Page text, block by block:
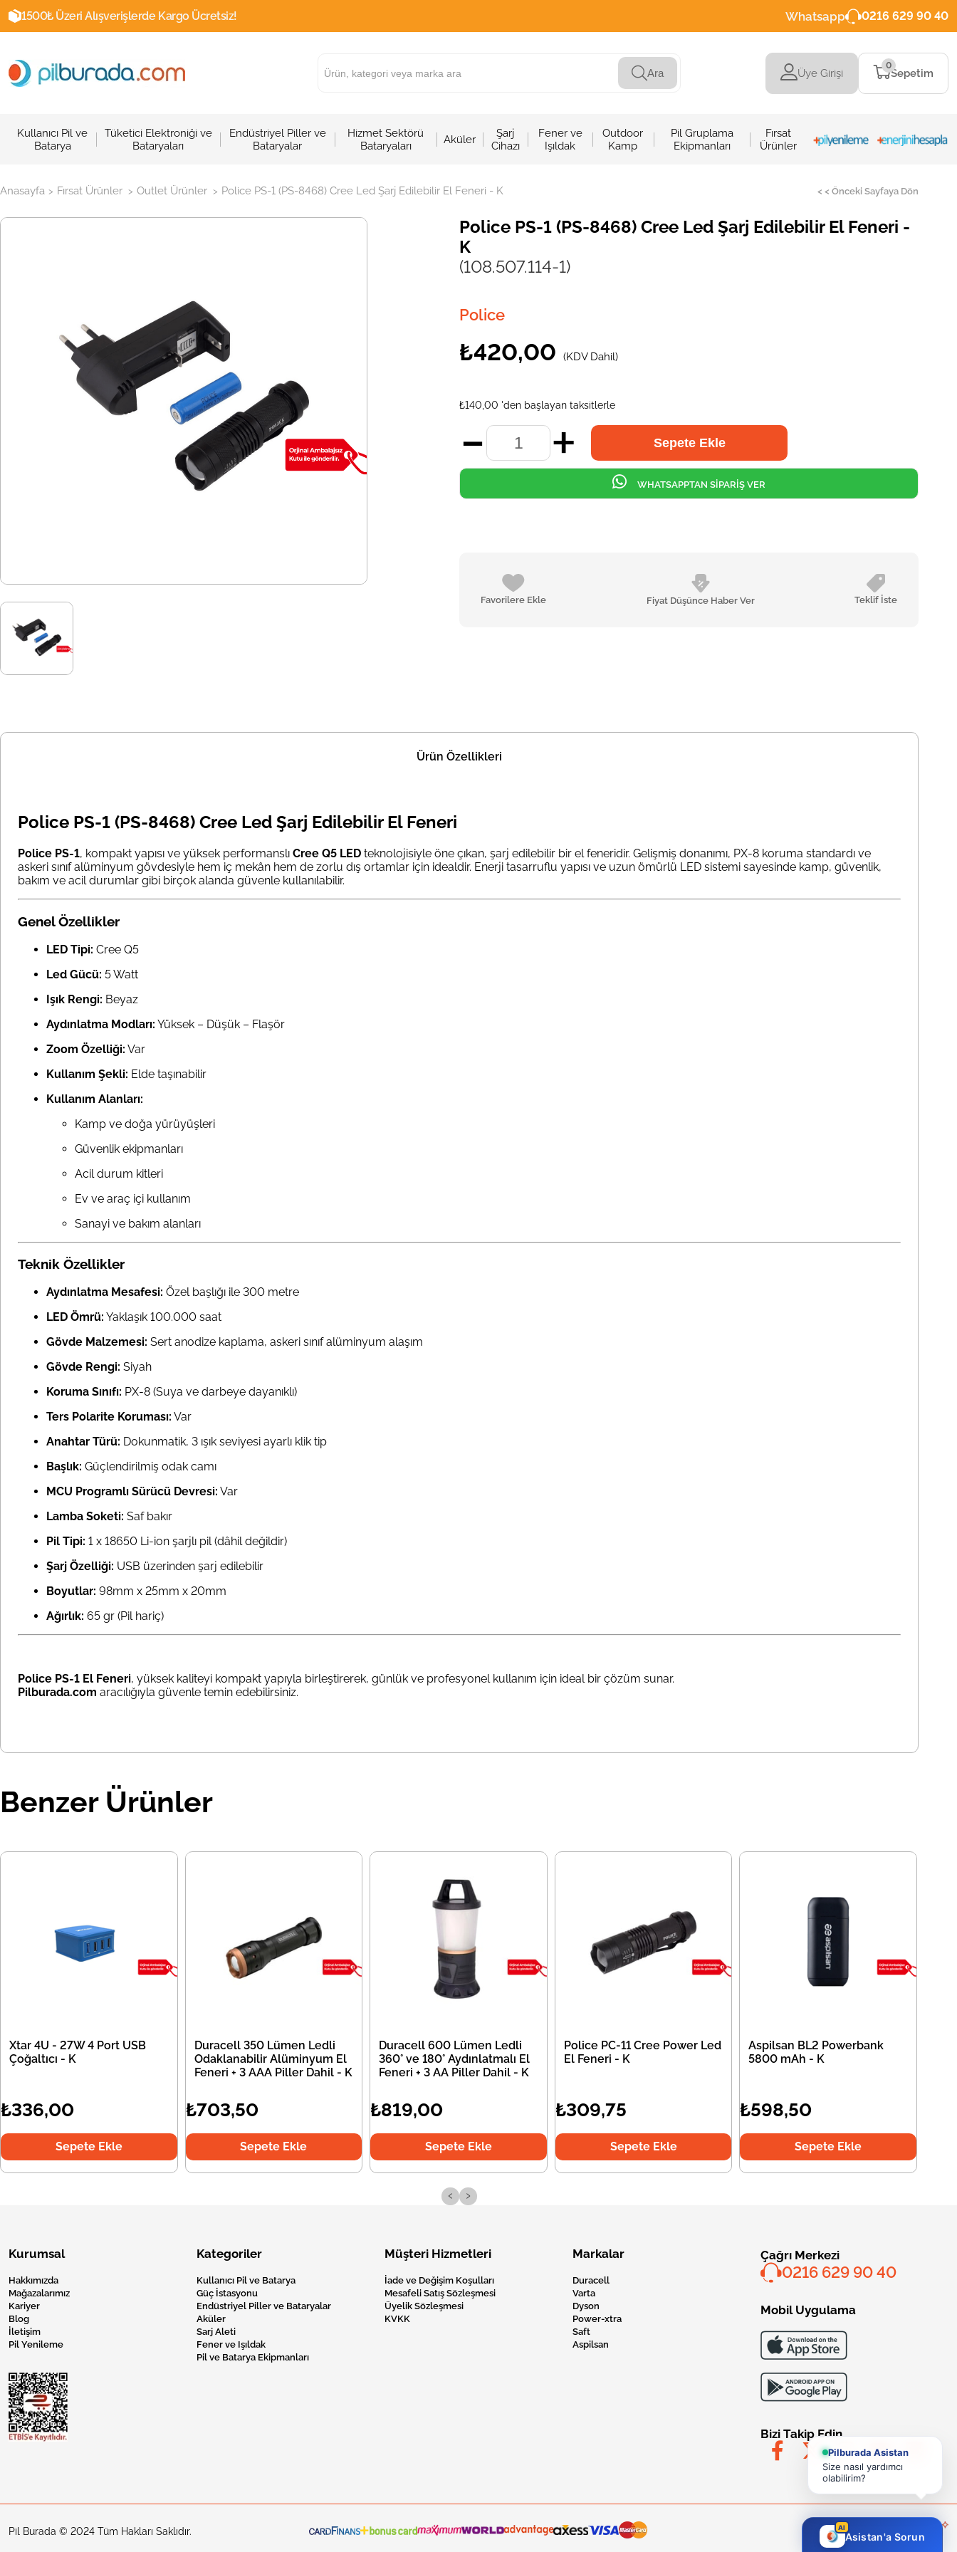
1500₺ Üzeri Alışverişlerde Kargo Ücretsiz! Whatsapp 0216 629 90 40
Ara Üye Girişi Sepetim
0
Kullanıcı Pil ve
Batarya
Tüketici Elektroniği ve
Bataryaları
Endüstriyel Piller ve
Bataryalar
Hizmet Sektörü
Bataryaları
Aküler
Şarj
Cihazı
Fener ve
Işıldak
Outdoor
Kamp
Pil Gruplama
Ekipmanları
Fırsat
Ürünler
Anasayfa > Fırsat Ürünler > Outlet Ürünler > Police PS-1 (PS-8468) Cree Led Şarj Edilebilir El Feneri - K < < Önceki Sayfaya Dön
Police PS-1 (PS-8468) Cree Led Şarj Edilebilir El Feneri -
K
(108.507.114-1)
Police
₺420,00 (KDV Dahil)
₺140,00 'den başlayan taksitlerle
Favorilere Ekle Fiyat Düşünce Haber Ver Teklif İste
WHATSAPPTAN SİPARİŞ VER
Ürün Özellikleri
Police PS-1 (PS-8468) Cree Led Şarj Edilebilir El Feneri
Police PS-1, kompakt yapısı ve yüksek performanslı Cree Q5 LED teknolojisiyle öne çıkan, şarj edilebilir bir el feneridir. Gelişmiş donanımı, PX-8 koruma standardı ve
askeri sınıf alüminyum gövdesiyle hem iç mekân hem de zorlu dış ortamlar için idealdir. Enerji tasarruflu yapısı ve uzun ömürlü LED sistemi sayesinde kamp, güvenlik,
bakım ve acil durumlar gibi birçok alanda güvenle kullanılabilir.
Genel Özellikler
LED Tipi: Cree Q5
Led Gücü: 5 Watt
Işık Rengi: Beyaz
Aydınlatma Modları: Yüksek – Düşük – Flaşör
Zoom Özelliği: Var
Kullanım Şekli: Elde taşınabilir
Kullanım Alanları:
Kamp ve doğa yürüyüşleri
Güvenlik ekipmanları
Acil durum kitleri
Ev ve araç içi kullanım
Sanayi ve bakım alanları
Teknik Özellikler
Aydınlatma Mesafesi: Özel başlığı ile 300 metre
LED Ömrü: Yaklaşık 100.000 saat
Gövde Malzemesi: Sert anodize kaplama, askeri sınıf alüminyum alaşım
Gövde Rengi: Siyah
Koruma Sınıfı: PX-8 (Suya ve darbeye dayanıklı)
Ters Polarite Koruması: Var
Anahtar Türü: Dokunmatik, 3 ışık seviyesi ayarlı klik tip
Başlık: Güçlendirilmiş odak camı
MCU Programlı Sürücü Devresi: Var
Lamba Soketi: Saf bakır
Pil Tipi: 1 x 18650 Li-ion şarjlı pil (dâhil değildir)
Şarj Özelliği: USB üzerinden şarj edilebilir
Boyutlar: 98mm x 25mm x 20mm
Ağırlık: 65 gr (Pil hariç)
Police PS-1 El Feneri, yüksek kaliteyi kompakt yapıyla birleştirerek, günlük ve profesyonel kullanım için ideal bir çözüm sunar.
Pilburada.com aracılığıyla güvenle temin edebilirsiniz.
Benzer Ürünler
Xtar 4U - 27W 4 Port USB
Çoğaltıcı - K
₺336,00
Sepete Ekle
Duracell 350 Lümen Ledli
Odaklanabilir Alüminyum El
Feneri + 3 AAA Piller Dahil - K
₺703,50
Sepete Ekle
Duracell 600 Lümen Ledli
360° ve 180° Aydınlatmalı El
Feneri + 3 AA Piller Dahil - K
₺819,00
Sepete Ekle
Police PC-11 Cree Power Led
El Feneri - K
₺309,75
Sepete Ekle
Aspilsan BL2 Powerbank
5800 mAh - K
₺598,50
Sepete Ekle
‹ ›
Kurumsal
Hakkımızda
Mağazalarımız
Kariyer
Blog
İletişim
Pil Yenileme
Kategoriler
Kullanıcı Pil ve Batarya
Güç İstasyonu
Endüstriyel Piller ve Bataryalar
Aküler
Sarj Aleti
Fener ve Işıldak
Pil ve Batarya Ekipmanları
Müşteri Hizmetleri
İade ve Değişim Koşulları
Mesafeli Satış Sözleşmesi
Üyelik Sözleşmesi
KVKK
Markalar
Duracell
Varta
Dyson
Power-xtra
Saft
Aspilsan
Çağrı Merkezi
0216 629 90 40
Mobil Uygulama
Bizi Takip Edin
Pil Burada © 2024 Tüm Hakları Saklıdır.
Pilburada Asistan
Size nasıl yardımcı
olabilirim?
AI
Asistan'a Sorun